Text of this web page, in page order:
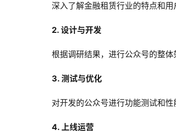
深入了解金融租赁行业的特点和用
2. 设计与开发
根据调研结果，进行公众号的整
3. 测试与优化
对开发的公众号进行功能测试和
4. 上线运营